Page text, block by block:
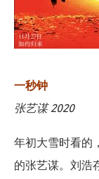
一秒钟
张艺谋 2020
年初大雪时看的
的张艺谋。刘浩